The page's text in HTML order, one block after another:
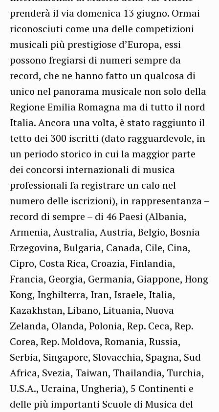
prenderà il via domenica 13 giugno. Ormai
riconosciuti come una delle competizioni
musicali più prestigiose d’Europa, essi
possono fregiarsi di numeri sempre da
record, che ne hanno fatto un qualcosa di
unico nel panorama musicale non solo della
Regione Emilia Romagna ma di tutto il nord
Italia. Ancora una volta, è stato raggiunto il
tetto dei 300 iscritti (dato ragguardevole, in
un periodo storico in cui la maggior parte
dei concorsi internazionali di musica
professionali fa registrare un calo nel
numero delle iscrizioni), in rappresentanza –
record di sempre – di 46 Paesi (Albania,
Armenia, Australia, Austria, Belgio, Bosnia
Erzegovina, Bulgaria, Canada, Cile, Cina,
Cipro, Costa Rica, Croazia, Finlandia,
Francia, Georgia, Germania, Giappone, Hong
Kong, Inghilterra, Iran, Israele, Italia,
Kazakhstan, Libano, Lituania, Nuova
Zelanda, Olanda, Polonia, Rep. Ceca, Rep.
Corea, Rep. Moldova, Romania, Russia,
Serbia, Singapore, Slovacchia, Spagna, Sud
Africa, Svezia, Taiwan, Thailandia, Turchia,
U.S.A., Ucraina, Ungheria), 5 Continenti e
delle più importanti Scuole di Musica del